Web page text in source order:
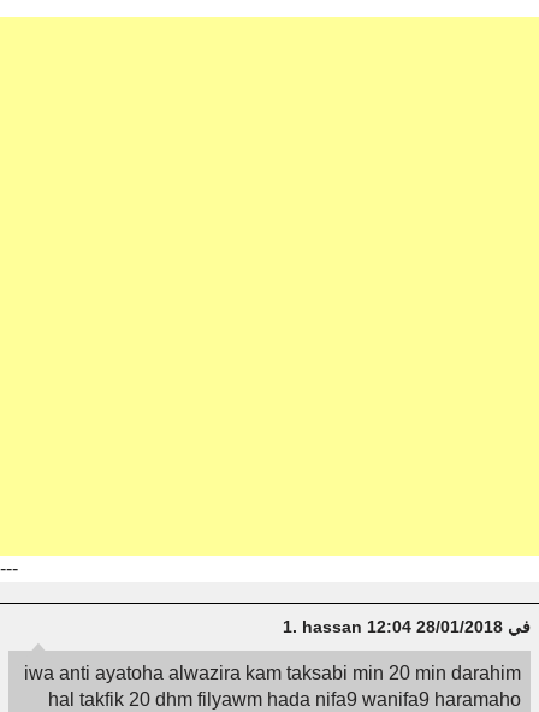
---
1. hassan في 28/01/2018 12:04
iwa anti ayatoha alwazira kam taksabi min 20 min darahim
hal takfik 20 dhm filyawm hada nifa9 wanifa9 haramaho